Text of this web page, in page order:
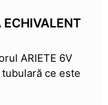
ECHIVALENT
ARIETE 6V
ce este